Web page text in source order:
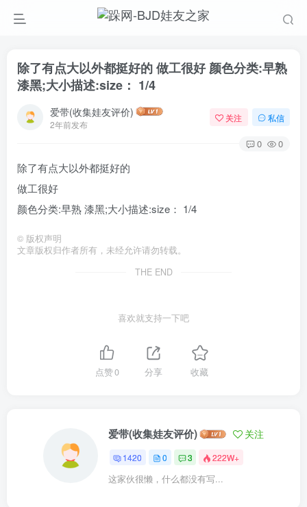
除了有点大以外都挺好的 做工很好 颜色分类:早熟
漆黑;大小描述:size： 1/4
爱带(收集娃友评价)
2年前发布
关注 私信
0 0
除了有点大以外都挺好的
做工很好
颜色分类:早熟 漆黑;大小描述:size： 1/4
© 版权声明
文章版权归作者所有，未经允许请勿转载。
THE END
喜欢就支持一下吧
点赞0 分享 收藏
爱带(收集娃友评价) 关注
1420 0 3 222W+
这家伙很懒，什么都没有写...